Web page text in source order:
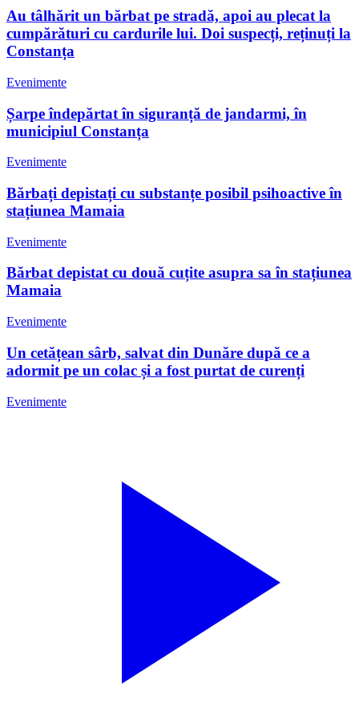
Au tâlhărit un bărbat pe stradă, apoi au plecat la
cumpărături cu cardurile lui. Doi suspecți, reținuți la
Constanța
Evenimente
Șarpe îndepărtat în siguranță de jandarmi, în
municipiul Constanța
Evenimente
Bărbați depistați cu substanțe posibil psihoactive în
stațiunea Mamaia
Evenimente
Bărbat depistat cu două cuțite asupra sa în stațiunea
Mamaia
Evenimente
Un cetățean sârb, salvat din Dunăre după ce a
adormit pe un colac și a fost purtat de curenți
Evenimente